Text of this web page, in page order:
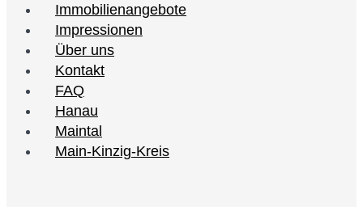
Immobilienangebote
Impressionen
Über uns
Kontakt
FAQ
Hanau
Maintal
Main-Kinzig-Kreis